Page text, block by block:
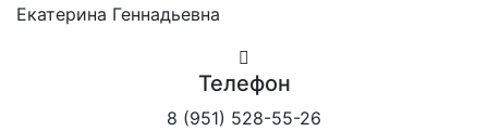
Екатерина Геннадьевна
Телефон
8 (951) 528-55-26